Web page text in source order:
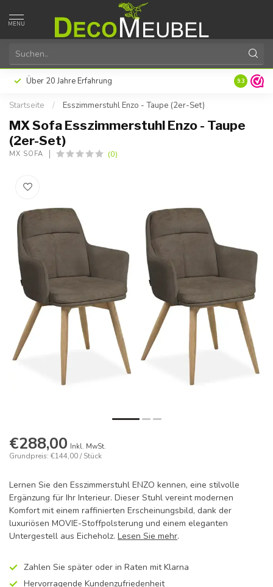
MENU
Sie später oder in Raten mit Klarna Hervorragende
9.3
Startseite / Esszimmerstuhl Enzo - Taupe (2er-Set)
MX Sofa Esszimmerstuhl Enzo - Taupe
(2er-Set)
MX SOFA (0)
€288,00 Inkl. MwSt.
Grundpreis: €144,00 / Stück
Lernen Sie den Esszimmerstuhl ENZO kennen, eine stilvolle
Ergänzung für Ihr Interieur. Dieser Stuhl vereint modernen
Komfort mit einem raffinierten Erscheinungsbild, dank der
luxuriösen MOVIE-Stoffpolsterung und einem eleganten
Untergestell aus Eicheholz. Lesen Sie mehr.
Zahlen Sie später oder in Raten mit Klarna
Hervorragende Kundenzufriedenheit